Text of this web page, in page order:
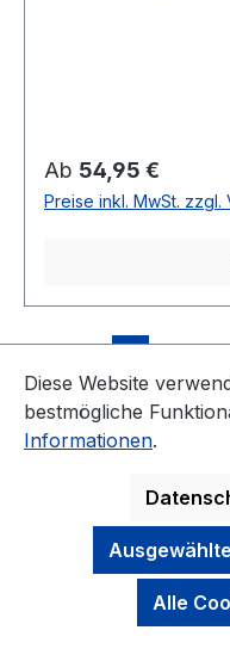
Regulärer Preis:
Ab 54,95 €
Preise inkl. MwSt. zzgl.
NEWSLETTER
DARAUF KÖNNEN
Diese Website
bestmögliche
Informationen.
Alle